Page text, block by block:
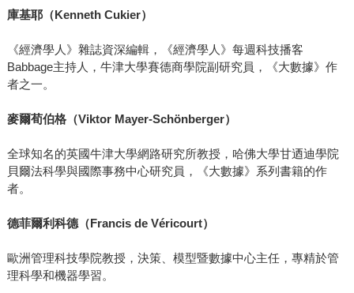
庫基耶（Kenneth Cukier）
《經濟學人》雜誌資深編輯，《經濟學人》每週科技播客
Babbage主持人，牛津大學賽德商學院副研究員，《大數據》作
者之一。
麥爾荀伯格（Viktor Mayer-Schönberger）
全球知名的英國牛津大學網路研究所教授，哈佛大學甘迺迪學院
貝爾法科學與國際事務中心研究員，《大數據》系列書籍的作
者。
德菲爾利科德（Francis de Véricourt）
歐洲管理科技學院教授，決策、模型暨數據中心主任，專精於管
理科學和機器學習。